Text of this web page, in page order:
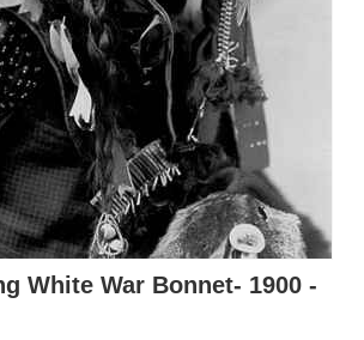
White War Bonnet- 1900 -